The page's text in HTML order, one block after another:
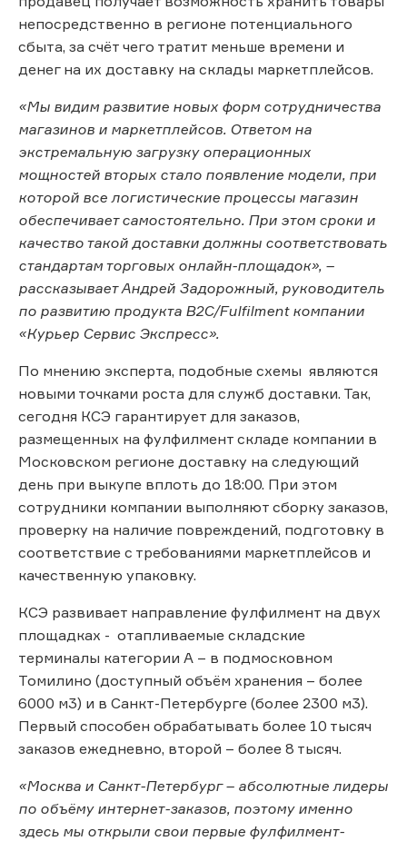
непосредственно в регионе потенциального
сбыта, за счёт чего тратит меньше времени и
денег на их доставку на склады маркетплейсов.
«Мы видим развитие новых форм сотрудничества
магазинов и маркетплейсов. Ответом на
экстремальную загрузку операционных
мощностей вторых стало появление модели, при
которой все логистические процессы магазин
обеспечивает самостоятельно. При этом сроки и
качество такой доставки должны соответствовать
стандартам торговых онлайн-площадок», –
рассказывает Андрей Задорожный, руководитель
по развитию продукта B2C/Fulfilment компании
«Курьер Сервис Экспресс».
По мнению эксперта, подобные схемы являются
новыми точками роста для служб доставки. Так,
сегодня КСЭ гарантирует для заказов,
размещенных на фулфилмент складе компании в
Московском регионе доставку на следующий
день при выкупе вплоть до 18:00. При этом
сотрудники компании выполняют сборку заказов,
проверку на наличие повреждений, подготовку в
соответствие с требованиями маркетплейсов и
качественную упаковку.
КСЭ развивает направление фулфилмент на двух
площадках - отапливаемые складские
терминалы категории А – в подмосковном
Томилино (доступный объём хранения – более
6000 м3) и в Санкт-Петербурге (более 2300 м3).
Первый способен обрабатывать более 10 тысяч
заказов ежедневно, второй – более 8 тысяч.
«Москва и Санкт-Петербург – абсолютные лидеры
по объёму интернет-заказов, поэтому именно
здесь мы открыли свои первые фулфилмент-